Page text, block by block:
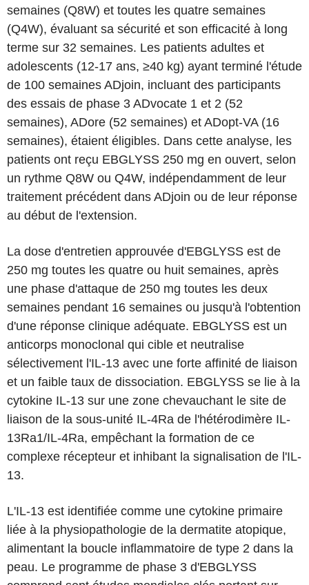
semaines (Q8W) et toutes les quatre semaines
(Q4W), évaluant sa sécurité et son efficacité à long
terme sur 32 semaines. Les patients adultes et
adolescents (12-17 ans, ≥40 kg) ayant terminé l'étude
de 100 semaines ADjoin, incluant des participants
des essais de phase 3 ADvocate 1 et 2 (52
semaines), ADore (52 semaines) et ADopt-VA (16
semaines), étaient éligibles. Dans cette analyse, les
patients ont reçu EBGLYSS 250 mg en ouvert, selon
un rythme Q8W ou Q4W, indépendamment de leur
traitement précédent dans ADjoin ou de leur réponse
au début de l'extension.
La dose d'entretien approuvée d'EBGLYSS est de
250 mg toutes les quatre ou huit semaines, après
une phase d'attaque de 250 mg toutes les deux
semaines pendant 16 semaines ou jusqu'à l'obtention
d'une réponse clinique adéquate. EBGLYSS est un
anticorps monoclonal qui cible et neutralise
sélectivement l'IL-13 avec une forte affinité de liaison
et un faible taux de dissociation. EBGLYSS se lie à la
cytokine IL-13 sur une zone chevauchant le site de
liaison de la sous-unité IL-4Ra de l'hétérodimère IL-
13Ra1/IL-4Ra, empêchant la formation de ce
complexe récepteur et inhibant la signalisation de l'IL-
13.
L'IL-13 est identifiée comme une cytokine primaire
liée à la physiopathologie de la dermatite atopique,
alimentant la boucle inflammatoire de type 2 dans la
peau. Le programme de phase 3 d'EBGLYSS